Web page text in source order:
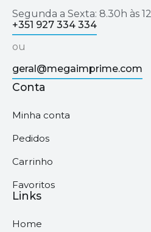
Segunda a Sexta: 8.30h às
+351 927 334 334
ou
geral@megaimprime.com
Conta
Minha conta
Pedidos
Carrinho
Favoritos
Links
Home